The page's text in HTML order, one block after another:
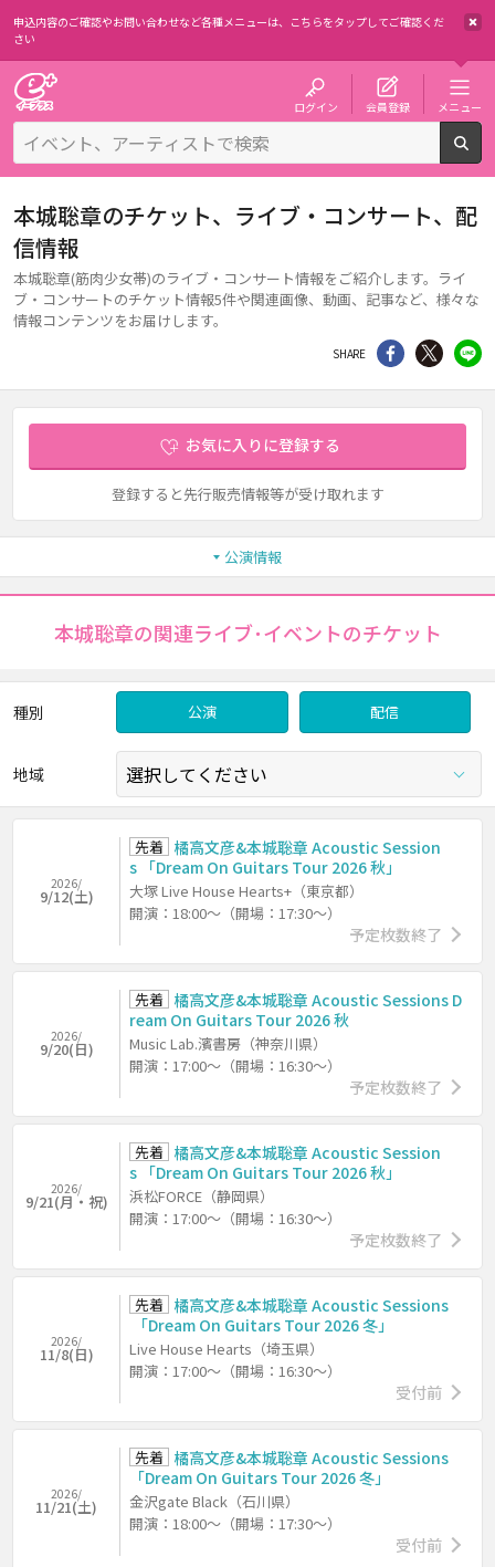
申込内容のご確認やお問い合わせなど各種メニューは、 こちらをタップしてご確認くだ
さい
ログイン 会員登録 メニュー
本城聡章のチケット、ライブ・コンサート、配
信情報
本城聡章(筋肉少女帯)のライブ・コンサート情報をご紹介します。ライ
ブ・コンサートのチケット情報5件や関連画像、動画、記事など、様々な
情報コンテンツをお届けします。
SHARE シェア Twitter
お気に入りに登録する
登録すると先行販売情報等が受け取れます
公演情報
本城聡章の関連ライブ･イベントのチケット
種別 公演 配信
地域
2026/
9/12(土)
先着 橘高文彦&本城聡章 Acoustic Session
s 「Dream On Guitars Tour 2026 秋」
大塚 Live House Hearts+（東京都）
開演：18:00～（開場：17:30～）
予定枚数終了
2026/
9/20(日)
先着 橘高文彦&本城聡章 Acoustic Sessions D
ream On Guitars Tour 2026 秋
Music Lab.濱書房（神奈川県）
開演：17:00～（開場：16:30～）
予定枚数終了
2026/
9/21(月・祝)
先着 橘高文彦&本城聡章 Acoustic Session
s 「Dream On Guitars Tour 2026 秋」
浜松FORCE（静岡県）
開演：17:00～（開場：16:30～）
予定枚数終了
2026/
11/8(日)
先着 橘高文彦&本城聡章 Acoustic Sessions
「Dream On Guitars Tour 2026 冬」
Live House Hearts（埼玉県）
開演：17:00～（開場：16:30～）
受付前
2026/
11/21(土)
先着 橘高文彦&本城聡章 Acoustic Sessions
「Dream On Guitars Tour 2026 冬」
金沢gate Black（石川県）
開演：18:00～（開場：17:30～）
受付前